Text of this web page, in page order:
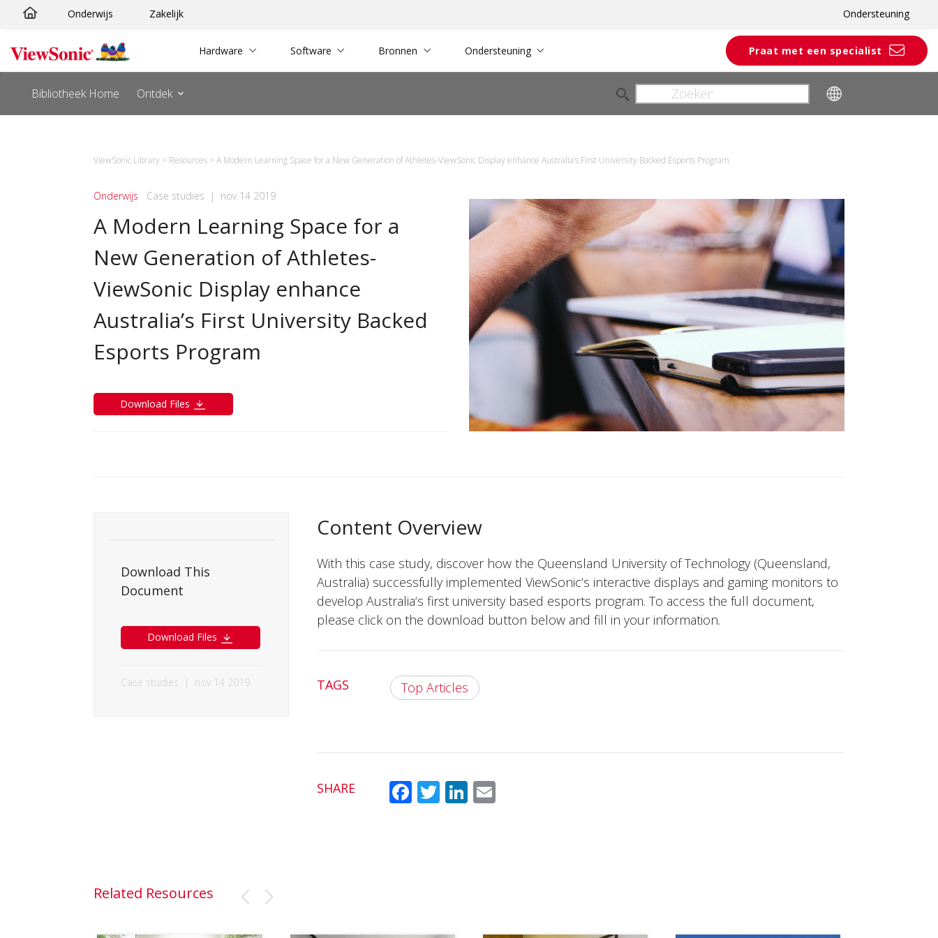
de
inhoud
Onderwijs Zakelijk Ondersteuning
Hardware Software Bronnen Ondersteuning Praat met een specialist
Bibliotheek Home Ontdek
ViewSonic Library > Resources >A Modern Learning Space for a New Generation of Athletes-ViewSonic Display enhance Australia’s First University Backed Esports Program
Onderwijs Case studies | nov 14 2019
A Modern Learning Space for a
New Generation of Athletes-
ViewSonic Display enhance
Australia’s First University Backed
Esports Program
Download Files
Download This
Document
Download Files
Case studies | nov 14 2019
Content Overview
With this case study, discover how the Queensland University of Technology (Queensland,
Australia) successfully implemented ViewSonic‘s interactive displays and gaming monitors to
develop Australia‘s first university based esports program. To access the full document,
please click on the download button below and fill in your information.
TAGS Top Articles
SHARE
Fac
Twit
Link
Related Resources